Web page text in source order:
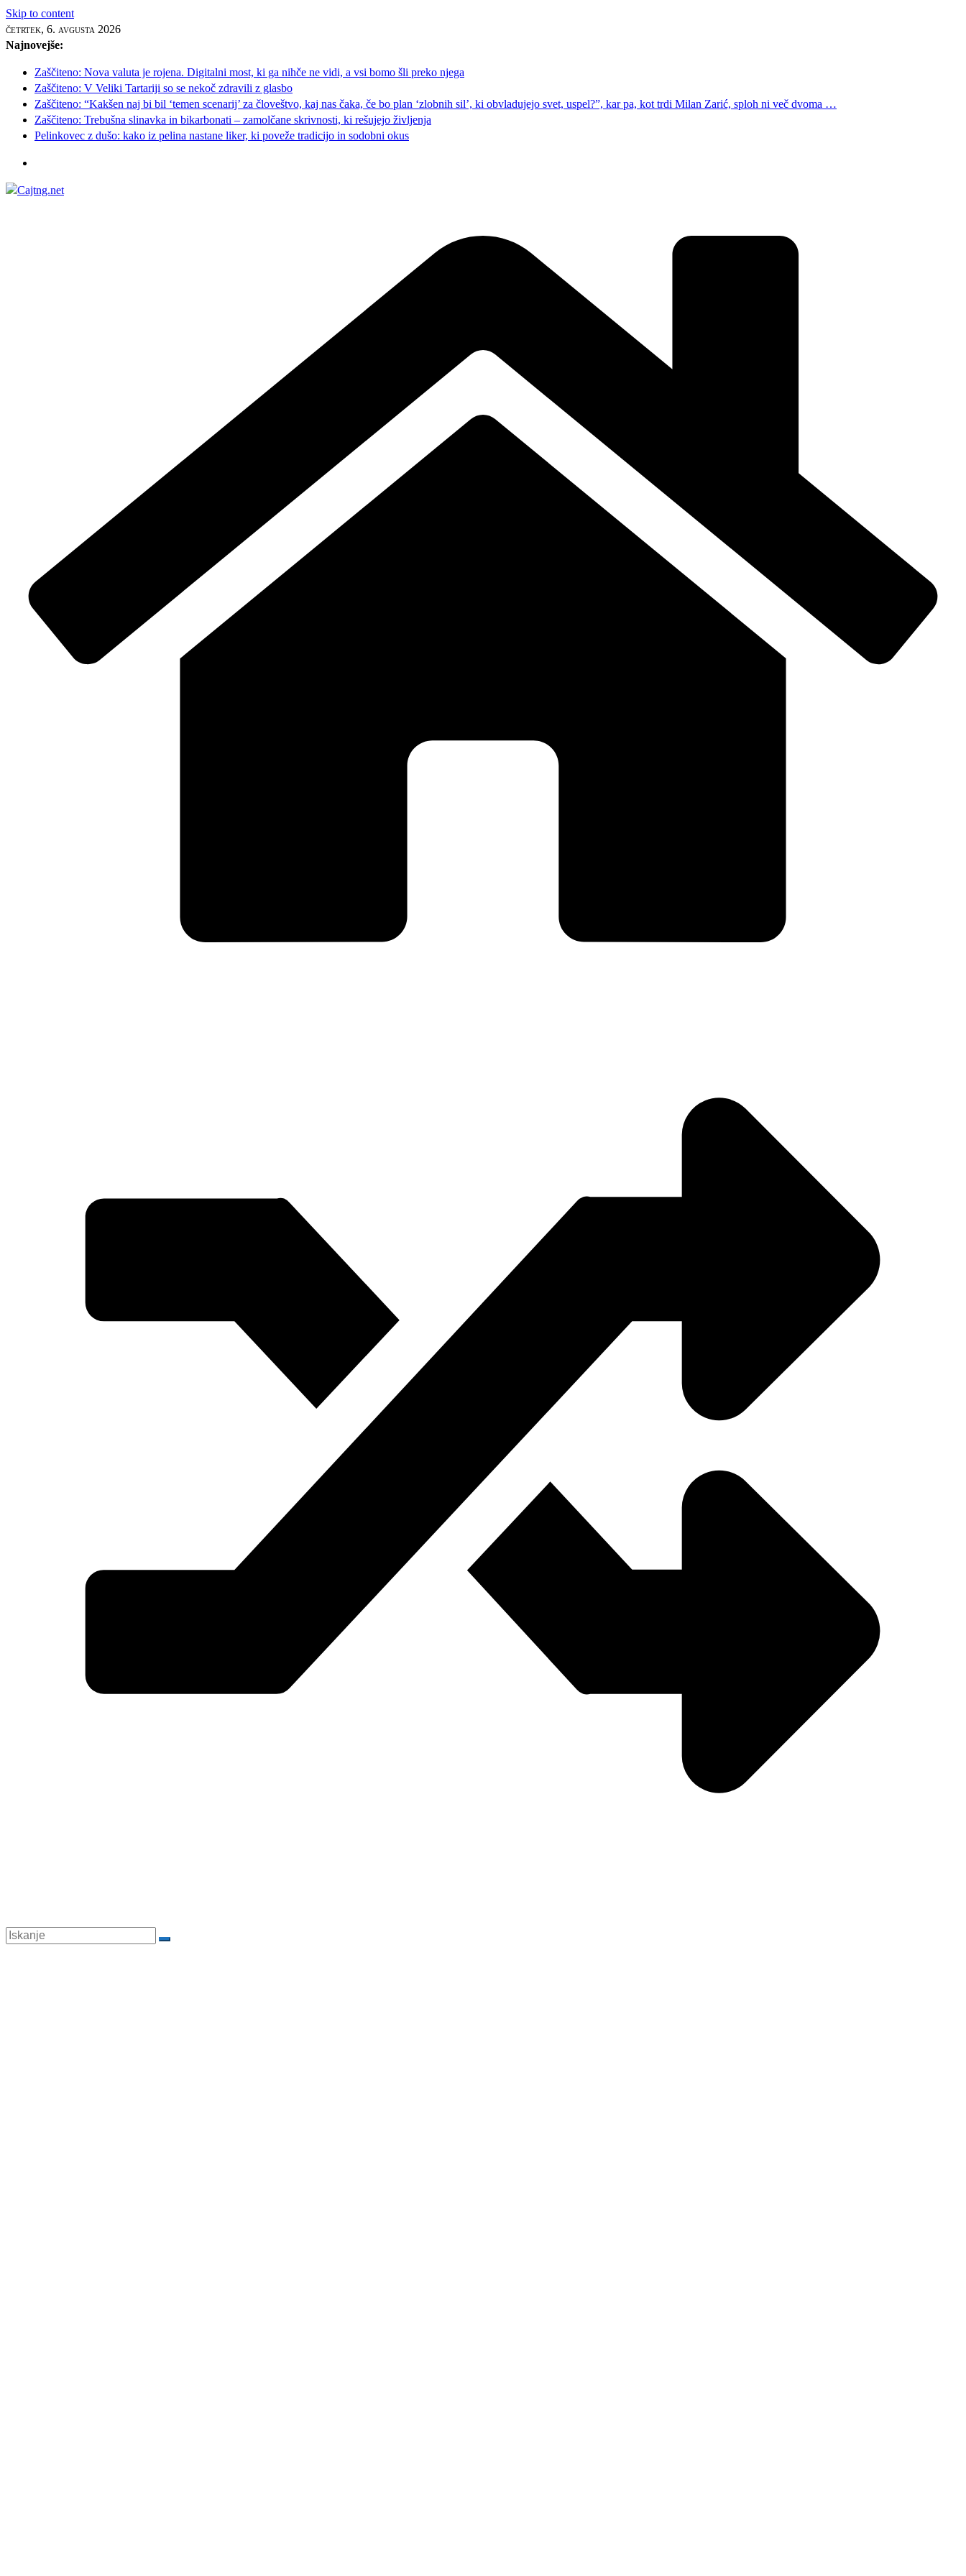
Skip to content
četrtek, 6. avgusta 2026
Najnovejše:
Zaščiteno: Nova valuta je rojena. Digitalni most, ki ga nihče ne vidi, a vsi bomo šli preko njega
Zaščiteno: V Veliki Tartariji so se nekoč zdravili z glasbo
Zaščiteno: “Kakšen naj bi bil ‘temen scenarij’ za človeštvo, kaj nas čaka, če bo plan ‘zlobnih sil’, ki obvladujejo svet, uspel?”, kar pa, kot trdi Milan Zarić, sploh ni več dvoma …
Zaščiteno: Trebušna slinavka in bikarbonati – zamolčane skrivnosti, ki rešujejo življenja
Pelinkovec z dušo: kako iz pelina nastane liker, ki poveže tradicijo in sodobni okus